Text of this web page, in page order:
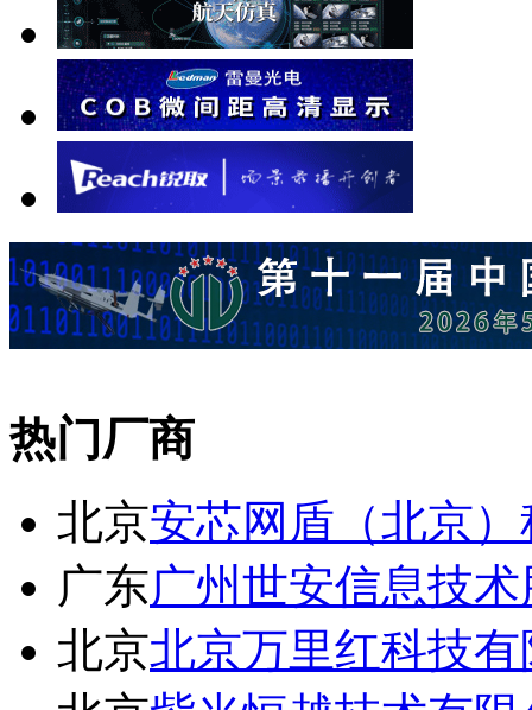
热门厂商
北京安芯网盾（北京
广东广州世安信息技
北京北京万里红科技